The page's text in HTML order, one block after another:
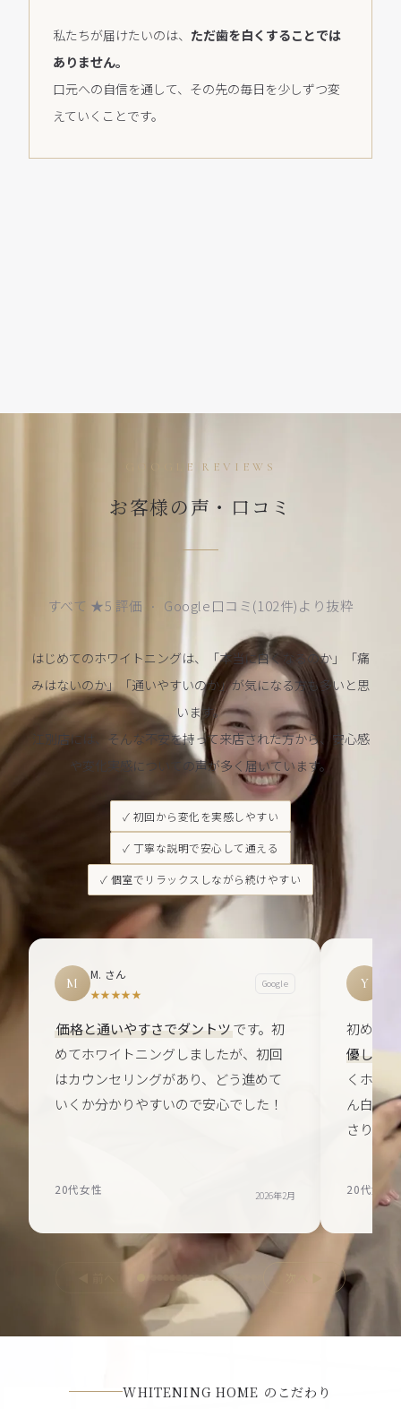
私たちが届けたいのは、 ただ歯を白くすることでは
ありません。
口元への自信を通して、その先の毎日を少しずつ変
えていくことです。
GOOGLE REVIEWS
お客様の声・口コミ
すべて ★5 評価 · Google口コミ(102件)より抜粋
はじめてのホワイトニングは、「本当に白くなるのか」「痛
みはないのか」「通いやすいのか」が気になる方も多いと思
います。
江別店には、そんな不安を持って来店された方から、安心感
や変化実感についての声が多く届いています。
✓ 初回から変化を実感しやすい
✓ 丁寧な説明で安心して通える
✓ 個室でリラックスしながら続けやすい
M
M. さん
★★★★★
Google
価格と通いやすさでダントツです。初
めてホワイトニングしましたが、初回
はカウンセリングがあり、どう進めて
いくか分かりやすいので安心でした！
20代女性 2026年2月
Y
初めて
優しく
くホワ
ん白く
さり嬉
20代女性
WHITENING HOME のこだわり